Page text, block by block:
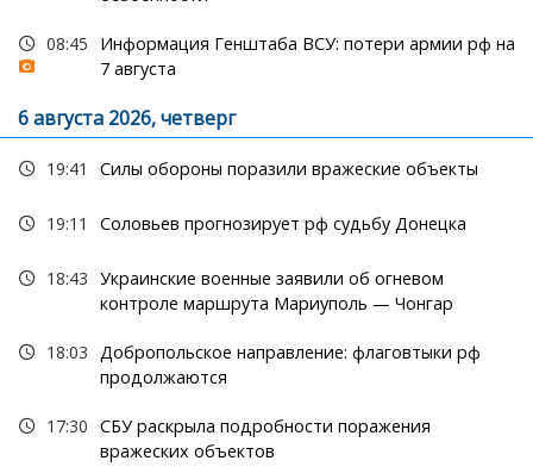
08:45
Информация Генштаба ВСУ: потери армии рф на
7 августа
6 августа 2026, четверг
19:41 Силы обороны поразили вражеские объекты
19:11 Соловьев прогнозирует рф судьбу Донецка
18:43 Украинские военные заявили об огневом
контроле маршрута Мариуполь — Чонгар
18:03
Добропольское направление: флаговтыки рф
продолжаются
17:30 СБУ раскрыла подробности поражения
вражеских объектов